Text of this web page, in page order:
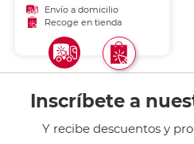
Envío a domicilio
Recoge en tienda
Inscríbete a
Y recibe descuentos y